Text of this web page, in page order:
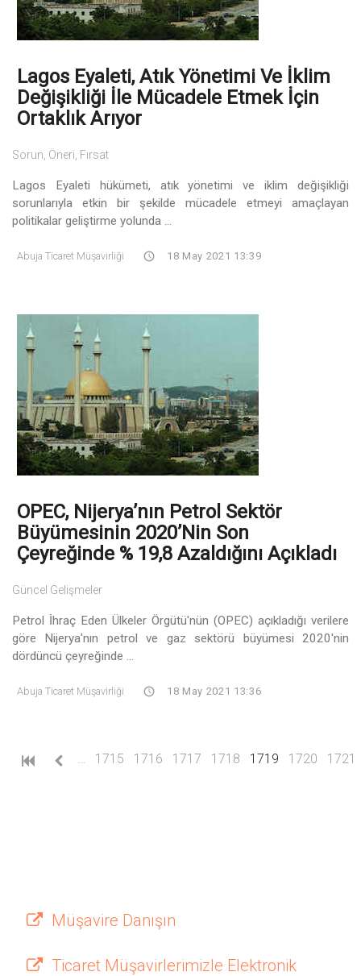
Lagos Eyaleti, Atık Yönetimi Ve İklim
Değişikliği İle Mücadele Etmek İçin
Ortaklık Arıyor
Sorun, Öneri, Fırsat
Lagos Eyaleti hükümeti, atık yönetimi ve iklim değişikliği
sorunlarıyla etkin bir şekilde mücadele etmeyi amaçlayan
politikalar geliştirme yolunda ...
Abuja Ticaret Müşavirliği 18 May 2021 13:39
OPEC, Nijerya’nın Petrol Sektör
Büyümesinin 2020’nin Son
Çeyreğinde % 19,8 Azaldığını Açıkladı
Güncel Gelişmeler
Petrol İhraç Eden Ülkeler Örgütü'nün (OPEC) açıkladığı verilere
göre Nijerya'nın petrol ve gaz sektörü büyümesi 2020'nin
dördüncü çeyreğinde ...
Abuja Ticaret Müşavirliği 18 May 2021 13:36
1715 1716 1717 1718 1719 (current)
1720 1721
Müşavire Danışın
Ticaret Müşavirlerimizle Elektronik